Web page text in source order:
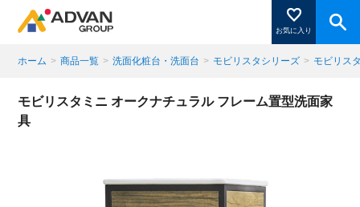
お気に入り
商品ページにある「お気に入り登録」を押すと登録した
商品がここに表示されます。
閉じる
ホーム > 商品一覧 > 洗面化粧台・洗面台 > モビリスタシリーズ > モビリス
モビリスタミニ オークナチュラル フレーム置型洗面家
具